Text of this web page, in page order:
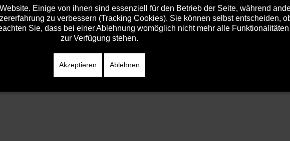
Einige von ihnen sind essenziell für den Betrieb der Seite, während
zu verbessern (Tracking Cookies). Sie können selbst entscheiden,
Sie, dass bei einer Ablehnung womöglich nicht mehr alle
zur Verfügung stehen.
Akzeptieren Ablehnen